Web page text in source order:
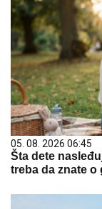
05. 08. 2026 06:45
Šta dete
treba da znate o